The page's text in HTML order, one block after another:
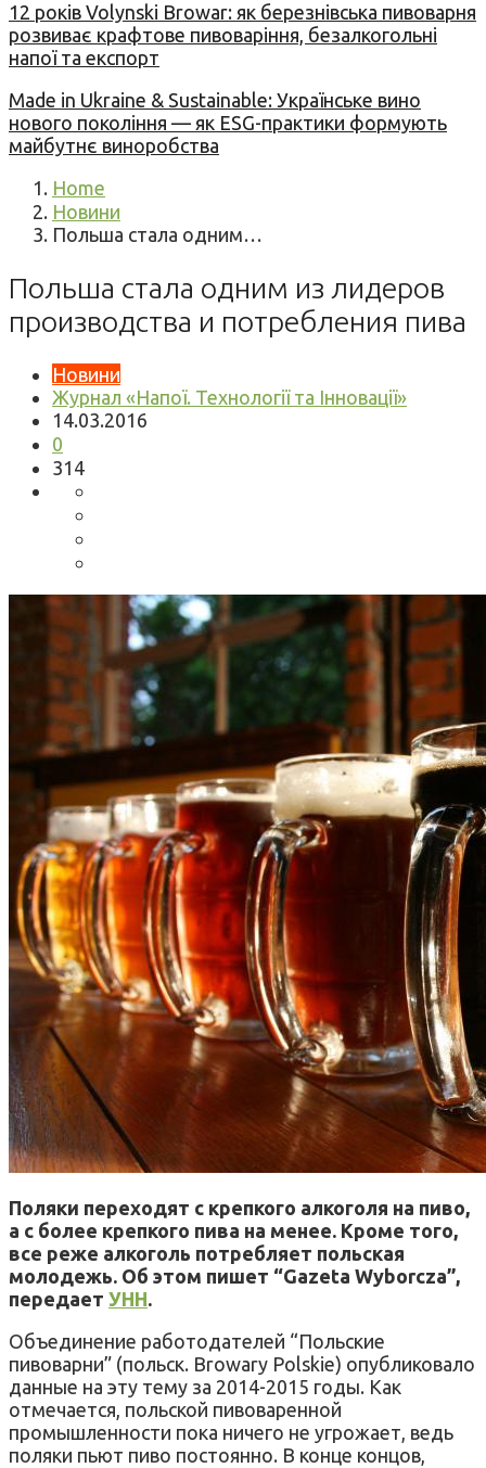
12 років Volynski Browar: як березнівська пивоварня
розвиває крафтове пивоваріння, безалкогольні
напої та експорт
Made in Ukraine & Sustainable: Українське вино
нового покоління — як ESG-практики формують
майбутнє виноробства
Home
Новини
Польша стала одним…
Польша стала одним из лидеров
производства и потребления пива
Новини
Журнал «Напої. Технології та Інновації»
14.03.2016
0
314
Поляки переходят с крепкого алкоголя на пиво,
а с более крепкого пива на менее. Кроме того,
все реже алкоголь потребляет польская
молодежь. Об этом пишет “Gazeta Wyborcza”,
передает УНН.
Объединение работодателей “Польские
пивоварни” (польск. Browary Polskie) опубликовало
данные на эту тему за 2014-2015 годы. Как
отмечается, польской пивоваренной
промышленности пока ничего не угрожает, ведь
поляки пьют пиво постоянно. В конце концов,